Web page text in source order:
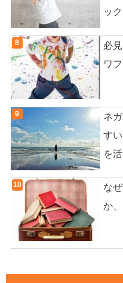
ッ
必
ワ
ネ
す
を
な
か